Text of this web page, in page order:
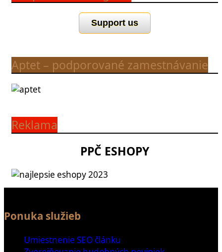
Support us
Aptet – podporované zamestnávanie
Reklama
PPČ ESHOPY
Ponuka služieb
Umiestnenie SEO článku